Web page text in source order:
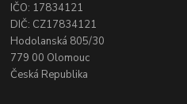
IČO: 17834121
DIČ: CZ17834121
Hodolanská 805/30
779 00 Olomouc
Česká Republika